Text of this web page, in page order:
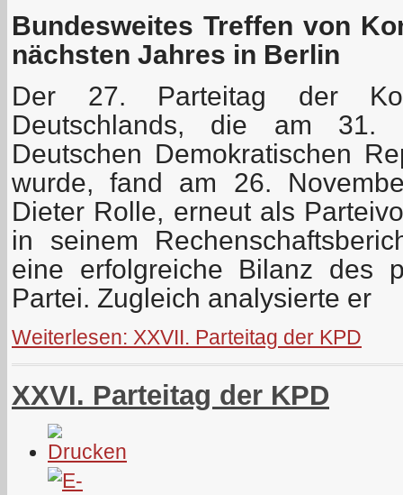
Bundesweites Treffen von
nächsten Jahres in Berlin
Der 27. Parteitag der
Deutschlands, die am
Deutschen Demokratischen
wurde, fand am 26.
Dieter Rolle, erneut als
in seinem
eine erfolgreiche Bilanz des
Partei. Zugleich analysierte er
Weiterlesen: XXVII. Parteitag der KPD
XXVI. Parteitag der KPD